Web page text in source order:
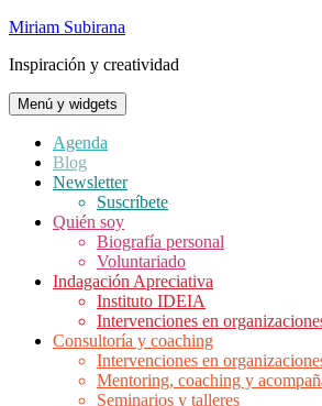
Saltar
contenido
Miriam Subirana
Inspiración y creatividad
Menú y widgets
Agenda
Blog
Newsletter
Suscríbete
Quién soy
Biografía personal
Voluntariado
Indagación Apreciativa
Instituto IDEIA
Intervenciones en
Consultoría y coaching
Intervenciones en
Mentoring, coaching y
Seminarios y talleres